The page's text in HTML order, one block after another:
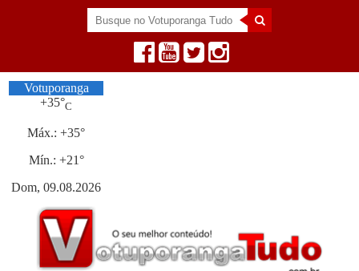
Votuporanga
+35°C
Máx.:+35°
Mín.: +21°
Dom, 09.08.2026